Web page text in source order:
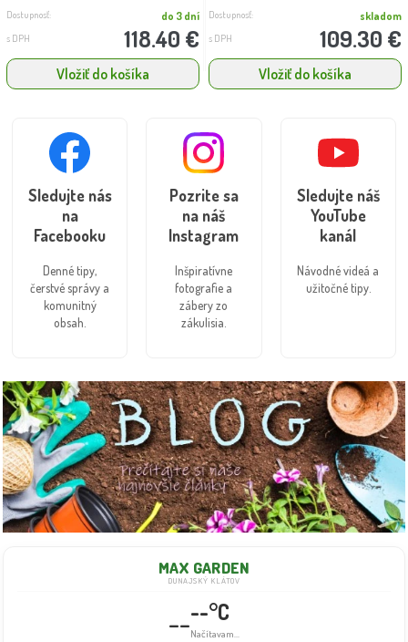
MAX GARDEN
DUNAJSKÝ KLÁTOV
----°C
Načítavam...
Dostupnosť: do 3 dní
s DPH 118.40 €
Vložiť do košíka
Dostupnosť: skladom
s DPH 109.30 €
Vložiť do košíka
Sledujte nás
na
Facebooku
Denné tipy,
čerstvé správy a
komunitný
obsah.
Pozrite sa
na náš
Instagram
Inšpiratívne
fotografie a
zábery zo
zákulisia.
Sledujte náš
YouTube
kanál
Návodné videá a
užitočné tipy.